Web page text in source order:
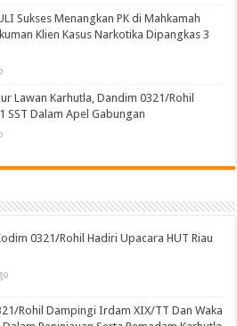
Sukses Menangkan PK di Mahkamah
Klien Kasus Narkotika Dipangkas 3
Lawan Karhutla, Dandim 0321/Rohil
SST Dalam Apel Gabungan
0321/Rohil Hadiri Upacara HUT Riau
Rohil Dampingi Irdam XIX/TT Dan Waka